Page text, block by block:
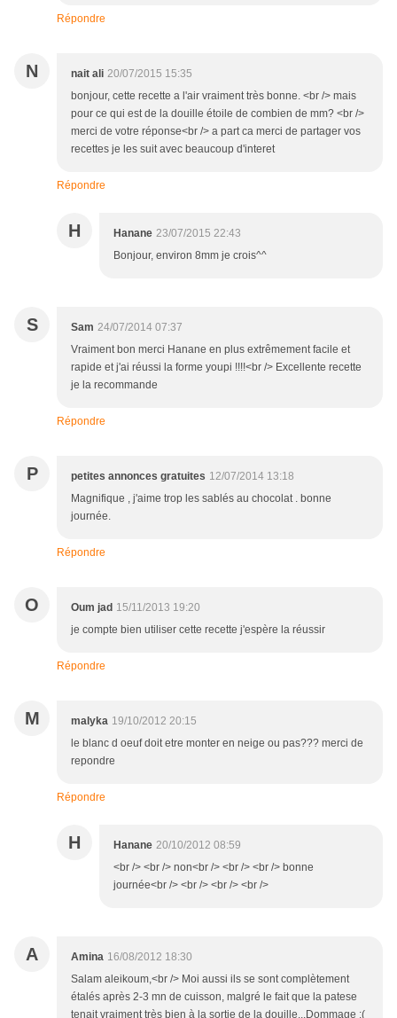
Répondre
N nait ali 20/07/2015 15:35
bonjour, cette recette a l'air vraiment très bonne. <br /> mais
pour ce qui est de la douille étoile de combien de mm? <br />
merci de votre réponse<br /> a part ca merci de partager vos
recettes je les suit avec beaucoup d'interet
Répondre
H Hanane 23/07/2015 22:43
Bonjour, environ 8mm je crois^^
S Sam 24/07/2014 07:37
Vraiment bon merci Hanane en plus extrêmement facile et
rapide et j'ai réussi la forme youpi !!!!<br /> Excellente recette
je la recommande
Répondre
P petites annonces gratuites 12/07/2014 13:18
Magnifique , j'aime trop les sablés au chocolat . bonne
journée.
Répondre
O Oum jad 15/11/2013 19:20
je compte bien utiliser cette recette j'espère la réussir
Répondre
M malyka 19/10/2012 20:15
le blanc d oeuf doit etre monter en neige ou pas??? merci de
repondre
Répondre
H Hanane 20/10/2012 08:59
<br /> <br /> non<br /> <br /> <br /> bonne
journée<br /> <br /> <br /> <br />
A Amina 16/08/2012 18:30
Salam aleikoum,<br /> Moi aussi ils se sont complètement
étalés après 2-3 mn de cuisson, malgré le fait que la patese
tenait vraiment très bien à la sortie de la douille...Dommage :(